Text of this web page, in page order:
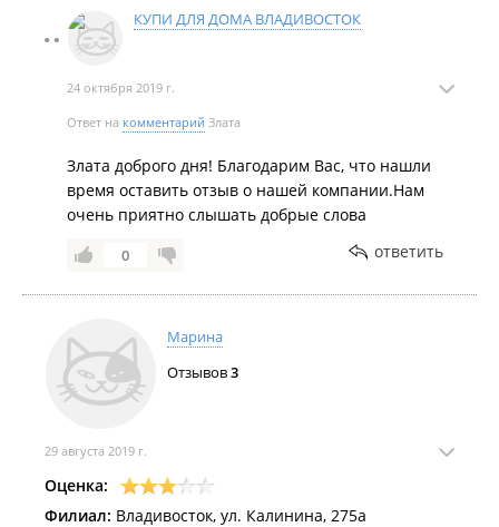
КУПИ ДЛЯ ДОМА ВЛАДИВОСТОК
24 октября 2019 г.
Ответ на комментарий Злата
Злата доброго дня! Благодарим Вас, что нашли
время оставить отзыв о нашей компании.Нам
очень приятно слышать добрые слова
0 ответить
Марина
Отзывов3
29 августа 2019 г.
Оценка:
Филиал: Владивосток, ул. Калинина, 275а